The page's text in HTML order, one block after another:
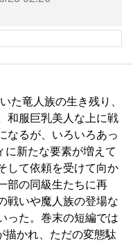
た竜人族の生き残り、
和服巨乳美人な上に戦
なるが、いろいろあっ
に新たな要素が増えて
して依頼を受けて向か
部の同級生たちに再
戦いや魔人族の登場な
った。巻末の短編では
描かれ、ただの変態駄